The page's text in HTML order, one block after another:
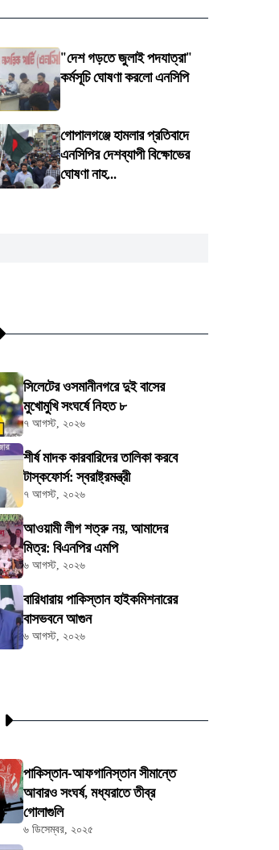
"দেশ গড়তে জুলাই পদযাত্রা"
কর্মসূচি ঘোষণা করলো এনসিপি
গোপালগঞ্জে হামলার প্রতিবাদে
এনসিপির দেশব্যাপী বিক্ষোভের
ঘোষণা নাহ...
সিলেটের ওসমানীনগরে দুই বাসের
মুখোমুখি সংঘর্ষে নিহত ৮
৭ আগস্ট, ২০২৬
শীর্ষ মাদক কারবারিদের তালিকা করবে
টাস্কফোর্স: স্বরাষ্ট্রমন্ত্রী
৭ আগস্ট, ২০২৬
আওয়ামী লীগ শত্রু নয়, আমাদের
মিত্র: বিএনপির এমপি
৬ আগস্ট, ২০২৬
বারিধারায় পাকিস্তান হাইকমিশনারের
বাসভবনে আগুন
৬ আগস্ট, ২০২৬
পাকিস্তান-আফগানিস্তান সীমান্তে
আবারও সংঘর্ষ, মধ্যরাতে তীব্র
গোলাগুলি
৬ ডিসেম্বর, ২০২৫